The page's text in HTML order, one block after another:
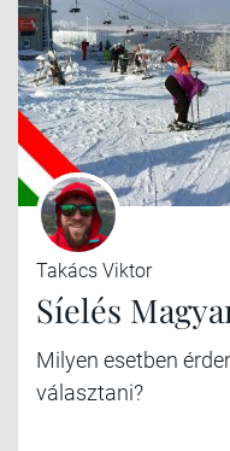
Takács Viktor
Síelés
Milyen esetben
választani?